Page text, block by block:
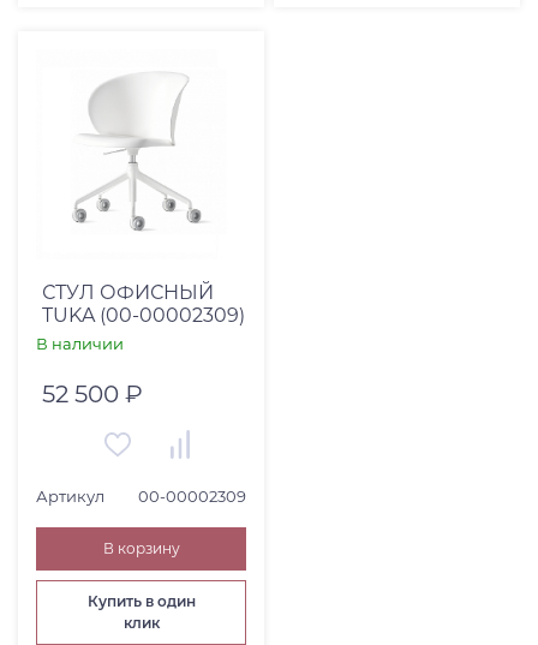
СТУЛ ОФИСНЫЙ
TUKA (00-00002309)
В наличии
52 500 ₽
Артикул 00-00002309
В корзину
Купить в один
клик